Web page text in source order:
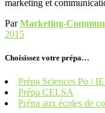
marketing et
ParMarketing-
2015
Choisissez votre prépa…
Prépa Sciences Po /
Prépa CELSA
Prépa aux écoles de